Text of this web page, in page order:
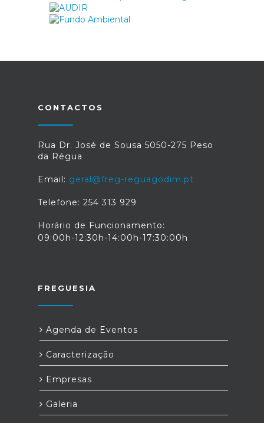
CONTACTOS
Rua Dr. José de Sousa 5050-275 Peso
da Régua
Email: geral@freg-reguagodim.pt
Telefone: 254 313 929
Horário de Funcionamento:
09:00h-12:30h-14:00h-17:30:00h
FREGUESIA
Agenda de Eventos
Caracterização
Empresas
Galeria